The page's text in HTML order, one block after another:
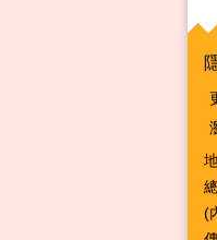
(